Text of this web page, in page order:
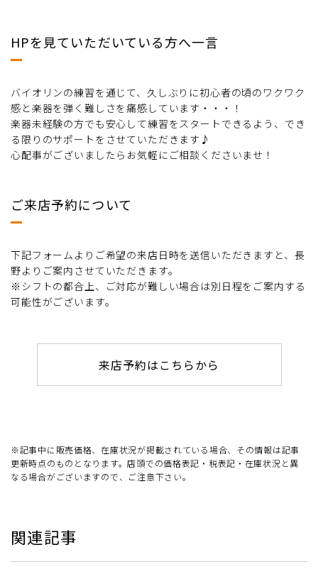
HPを見ていただいている方へ一言
バイオリンの練習を通じて、久しぶりに初心者の頃のワクワク
感と楽器を弾く難しさを痛感しています・・・！
楽器未経験の方でも安心して練習をスタートできるよう、でき
る限りのサポートをさせていただきます♪
心配事がございましたらお気軽にご相談くださいませ！
ご来店予約について
下記フォームよりご希望の来店日時を送信いただきますと、長
野よりご案内させていただきます。
※シフトの都合上、ご対応が難しい場合は別日程をご案内する
可能性がございます。
来店予約はこちらから
※記事中に販売価格、在庫状況が掲載されている場合、その情報は記事
更新時点のものとなります。店頭での価格表記・税表記・在庫状況と異
なる場合がございますので、ご注意下さい。
関連記事